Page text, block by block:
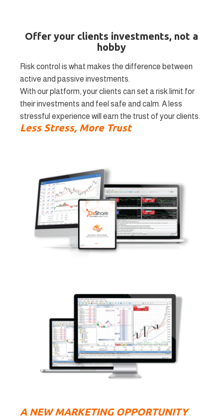
Offer your clients investments, not a
hobby
Risk control is what makes the difference between
active and passive investments.
With our platform, your clients can set a risk limit for
their investments and feel safe and calm. A less
stressful experience will earn the trust of your clients.
Less Stress, More Trust
А NEW MARKETING OPPORTUNITY